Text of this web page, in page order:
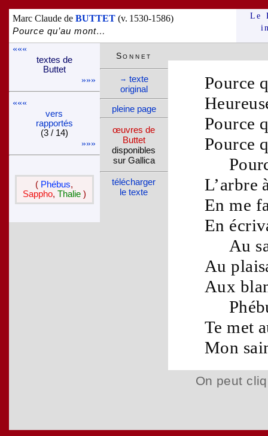
Marc Claude deBUTTET (v. 1530-1586)
Pource qu’au mont…
Le
«««
textes de
Buttet
»»»
«««
vers
rappor­tés
(3 / 14)
»»»
( Phébus,
Sappho, Thalie)
Pource
Pource
Pource
L’arbre
En me
En
Au
Au
Aux
Te met
Mon
On peut
Son­net
→ texte
ori­ginal
pleine page
œuvres de
Buttet
dispo­nibles
sur Gallica
télé­charger
le texte